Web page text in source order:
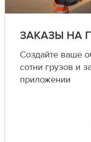
ЗАКАЗЫ НА
Создайте ваше
сотни грузов и
приложении